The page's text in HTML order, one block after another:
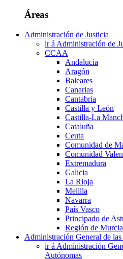
Áreas
Administración de Justicia
ir á Administración de
CCAA
Andalucía
Aragón
Baleares
Canarias
Cantabria
Castilla y León
Castilla-La
Cataluña
Ceuta
Comunidad de
Comunidad
Extremadura
Galicia
La Rioja
Melilla
Navarra
País Vasco
Principado de
Región de Murcia
Administración General de
ir á Administración
Autónomas